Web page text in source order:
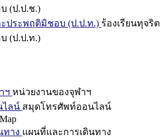
(ป.ป.ช.)
ะประพฤติมิชอบ (ป.ป.ท.) ร้องเรียนทุจริต
(ป.ป.ท.)
ฯ หน่วยงานของจุฬาฯ
ไลน์ สมุดโทรศัพท์ออนไลน์
ทาง แผนที่และการเดินทาง